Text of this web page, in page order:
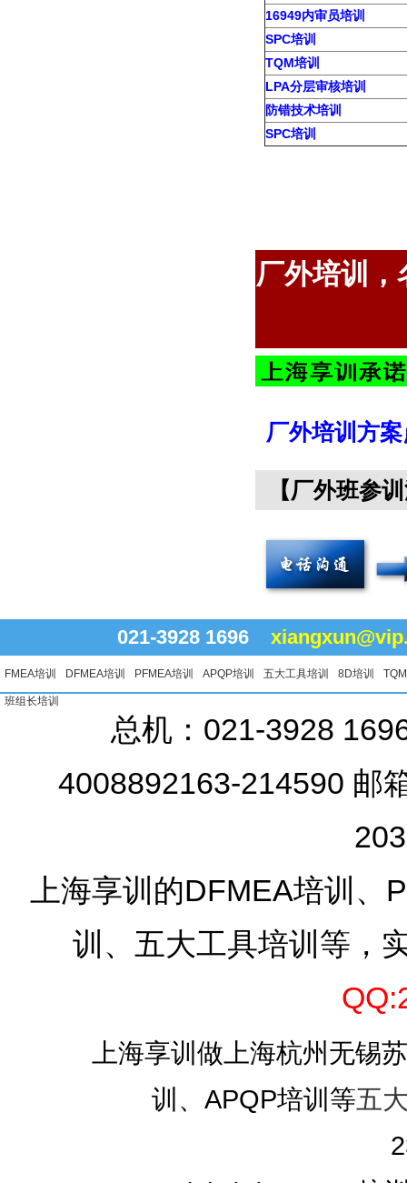
16949内审员培训
SPC培训
TQM培训
LPA分层审核培训
防错技术培训
SPC培训
厂外培训
厂外培训方
【厂外班参
021-3928 1696
FMEA培训 DFMEA培训 PFMEA培训 APQP培训 五大工具培训 8D培训
班组长培训
总机：021-3928
4008892163-214590 邮
上海享训的DFMEA培训
训、五大工具培训等，
上海享训做上海杭州无锡
训、APQP培训等五